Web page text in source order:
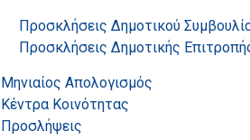
Προσκλήσεις Δημοτικού
Προσκλήσεις Δημοτικής
Μηνιαίος Απολογισμός
Κέντρα Κοινότητας
Προσλήψεις